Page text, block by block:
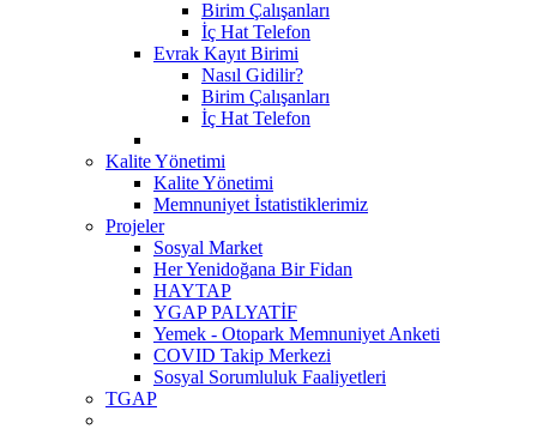
Birim Çalışanları
İç Hat Telefon
Evrak Kayıt Birimi
Nasıl Gidilir?
Birim Çalışanları
İç Hat Telefon
Kalite Yönetimi
Kalite Yönetimi
Memnuniyet İstatistiklerimiz
Projeler
Sosyal Market
Her Yenidoğana Bir Fidan
HAYTAP
YGAP PALYATİF
Yemek - Otopark Memnuniyet Anketi
COVID Takip Merkezi
Sosyal Sorumluluk Faaliyetleri
TGAP